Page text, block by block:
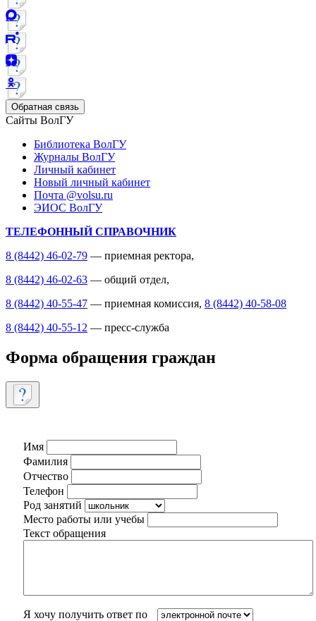
Обратная связь
Сайты ВолГУ
Библиотека ВолГУ
Журналы ВолГУ
Личный кабинет
Новый личный кабинет
Почта @volsu.ru
ЭИОС ВолГУ
ТЕЛЕФОННЫЙ СПРАВОЧНИК
8 (8442) 46-02-79 — приемная ректора,
8 (8442) 46-02-63 — общий отдел,
8 (8442) 40-55-47 — приемная комиссия, 8 (8442) 40-58-08
8 (8442) 40-55-12 — пресс-служба
Форма обращения граждан
Имя
Фамилия
Отчество
Телефон
Род занятий
Место работы или учебы
Текст обращения
Я хочу получить ответ по